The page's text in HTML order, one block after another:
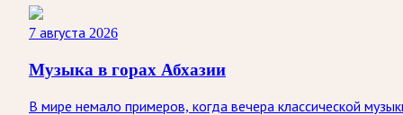
7 августа 2026
Музыка в горах Абхазии
В мире немало примеров, когда вечера классической